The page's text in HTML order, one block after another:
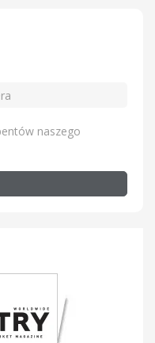
naszego